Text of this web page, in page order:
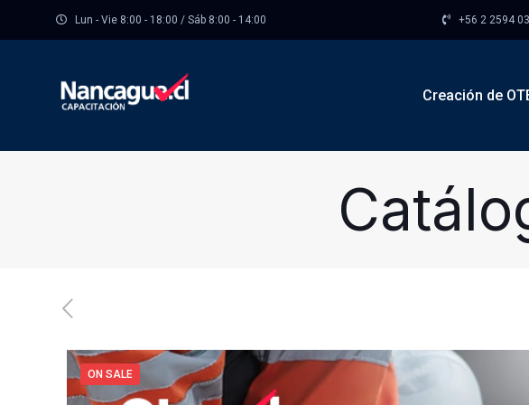
Lun - Vie 8:00 - 18:00 / Sáb 8:00 - 14:00 +56 2 2594
Creación de
ON SALE